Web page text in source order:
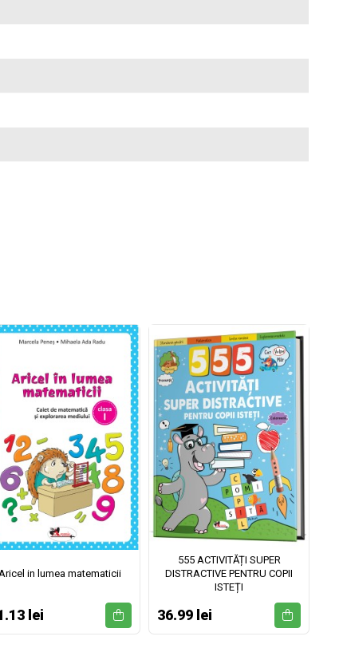
in lumea matematicii
lei
555 ACTIVITĂȚI SUPER
DISTRACTIVE PENTRU COPII
ISTEȚI
36.99 lei